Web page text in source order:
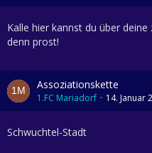
Kalle hier kannst du über
denn prost!
Assoziationskette
1.FC Mariadorf 14. Januar
Schwuchtel-Stadt